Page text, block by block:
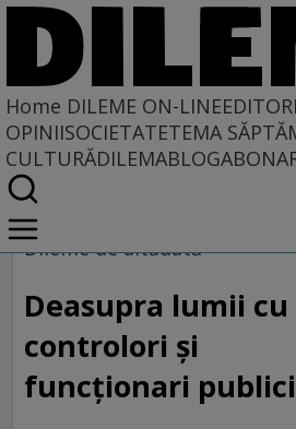
Home DILEME ON-LINE
OPINIISOCIETATETEMA
CULTURĂDILEMABLOG
Home
Dileme on-line
Dileme de altădată
Deasupra lumii cu
controlori şi
funcţionari publici